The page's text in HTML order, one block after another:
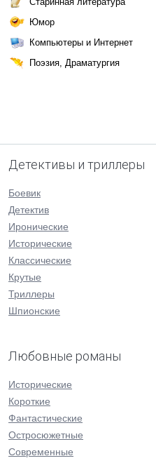
Юмор
Компьютеры и Интернет
Поэзия, Драматургия
Детективы и триллеры
Боевик
Детектив
Иронические
Исторические
Классические
Крутые
Триллеры
Шпионские
Любовные романы
Исторические
Короткие
Фантастические
Остросюжетные
Современные